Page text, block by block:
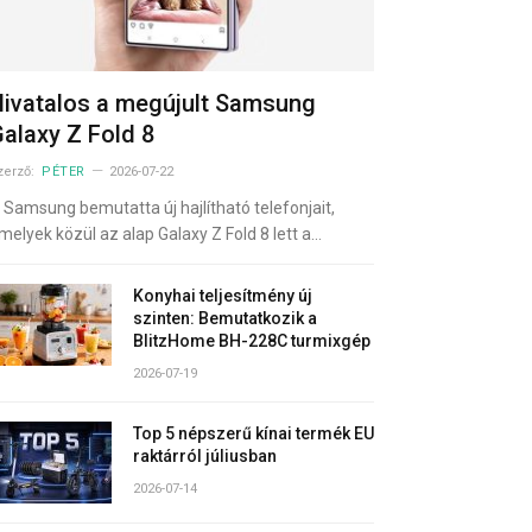
a megújult Samsung
Z Fold 8
PÉTER 2026-07-22
Samsung bemutatta új hajlítható telefonjait,
közül az alap Galaxy Z Fold 8 lett a…
Konyhai teljesítmény új
szinten: Bemutatkozik a
BlitzHome BH-228C turmixgép
2026-07-19
Top 5 népszerű kínai termék EU
raktárról júliusban
2026-07-14